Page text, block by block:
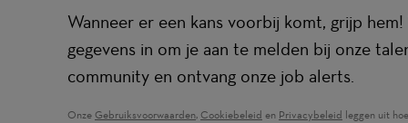
Wanneer er een kans voorbij komt, grijp hem!
gegevens in om je aan te melden bij onze
community en ontvang onze job alerts.
Onze Gebruiksvoorwaarden(wordt in een nieuw venster geopend)
, Cookiebeleid (wordt in een nieuw venster
en Privacybeleid (wordt in een
leggen uit